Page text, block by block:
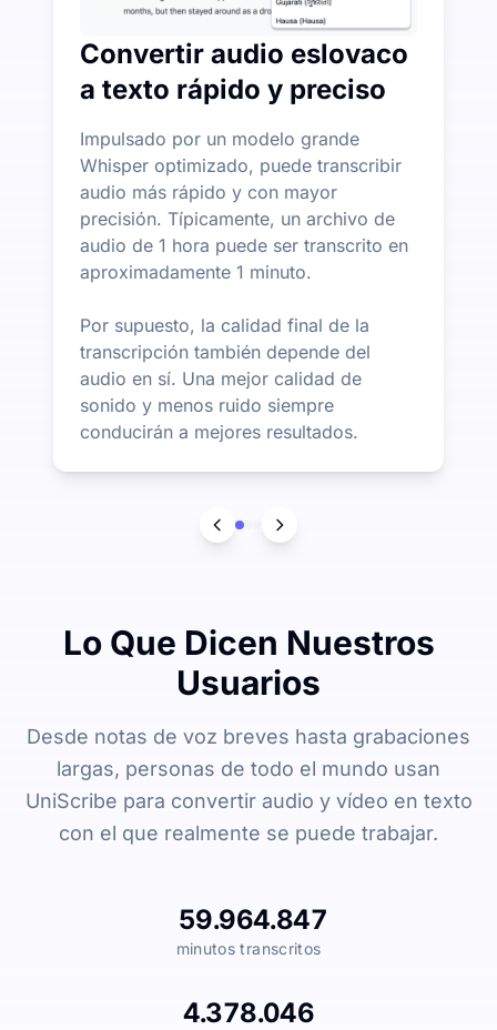
Convertir audio eslovaco
a texto rápido y preciso
Impulsado por un modelo grande
Whisper optimizado, puede transcribir
audio más rápido y con mayor
precisión. Típicamente, un archivo de
audio de 1 hora puede ser transcrito en
aproximadamente 1 minuto.
Por supuesto, la calidad final de la
transcripción también depende del
audio en sí. Una mejor calidad de
sonido y menos ruido siempre
conducirán a mejores resultados.
Lo Que Dicen Nuestros
Usuarios
Desde notas de voz breves hasta grabaciones
largas, personas de todo el mundo usan
UniScribe para convertir audio y vídeo en texto
con el que realmente se puede trabajar.
59.964.847
minutos transcritos
4.378.046